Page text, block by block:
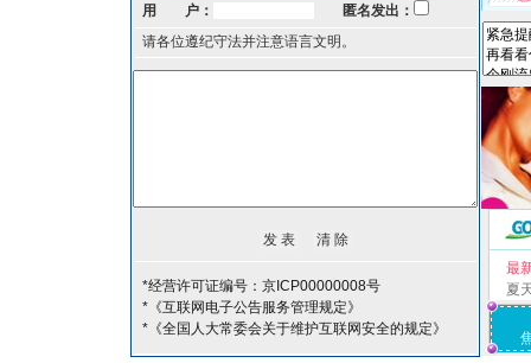
用 户：
匿名发出：
请各位遵纪守法并注意语言文明。
*经营许可证编号：京ICP00000008号
*《互联网电子公告服务管理规定》
*《全国人大常委会关于维护互联网安全的规定》
最
夏